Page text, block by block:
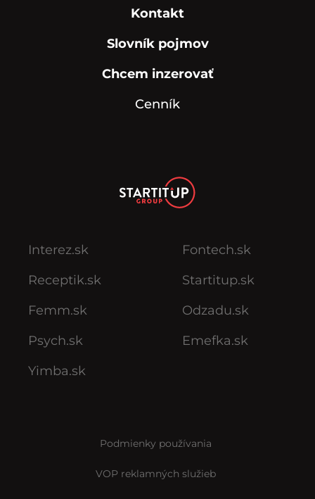
Kontakt
Slovník pojmov
Chcem inzerovať
Cenník
Interez.sk
Receptik.sk
Femm.sk
Psych.sk
Yimba.sk
Fontech.sk
Startitup.sk
Odzadu.sk
Emefka.sk
Podmienky používania
VOP reklamných služieb